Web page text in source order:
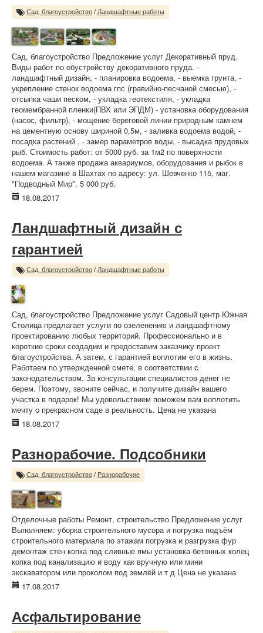
Сад, благоустройство / Ландшафтные работы
Сад, благоустройство Предложение услуг Декоративный пруд.
Виды работ по обустройству декоративного пруда. -
ландшафтный дизайн, - планировка водоема, - выемка грунта, -
укрепление стенок водоема гпс (гравийно-песчаной смесью), -
отсыпка чаши песком, - укладка геотекстиля, - укладка
геомембранной пленки(ПВХ или ЭПДМ) - установка оборудования
(насос, фильтр), - мощение береговой линии природным камнем
на цементную основу шириной 0,5м, - заливка водоема водой, -
посадка растений , - замер параметров воды, - высадка прудовых
рыб. Стоимость работ: от 5000 руб. за 1м2 по поверхности
водоема. А также продажа аквариумов, оборудования и рыбок в
нашем магазине в Шахтах по адресу: ул. Шевченко 115, маг.
"Подводный Мир". 5 000 руб.
18.08.2017
Ландшафтный дизайн с
гарантией
Сад, благоустройство / Ландшафтные работы
Сад, благоустройство Предложение услуг Садовый центр Южная
Столица предлагает услуги по озеленению и ландшафтному
проектированию любых территорий. Профессионально и в
короткие сроки создадим и предоставим заказчику проект
благоустройства. А затем, с гарантией воплотим его в жизнь.
Работаем по утвержденной смете, в соответствии с
законодательством. За консультации специалистов денег не
берем. Поэтому, звоните сейчас, и получите дизайн вашего
участка в подарок! Мы удовольствием поможем вам воплотить
мечту о прекрасном саде в реальность. Цена не указана
18.08.2017
Разнорабочие. Подсобники
Сад, благоустройство / Разнорабочие
Отделочные работы Ремонт, строительство Предложение услуг
Выполняем: уборка строительного мусора и погрузка подъём
строительного материала по этажам погрузка и разгрузка фур
демонтаж стен копка под сливные ямы установка бетонных колец
копка под канализацию и воду как вручную или мини
экскаватором или проколом под землёй и т д Цена не указана
17.08.2017
Асфальтирование